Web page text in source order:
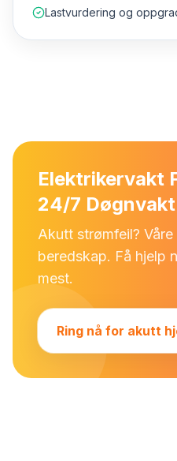
Lastvurdering og
Elektrikervakt
24/7 Døgnvakt
Akutt strømfeil?
beredskap. Få hjelp
mest.
Ring nå for akutt